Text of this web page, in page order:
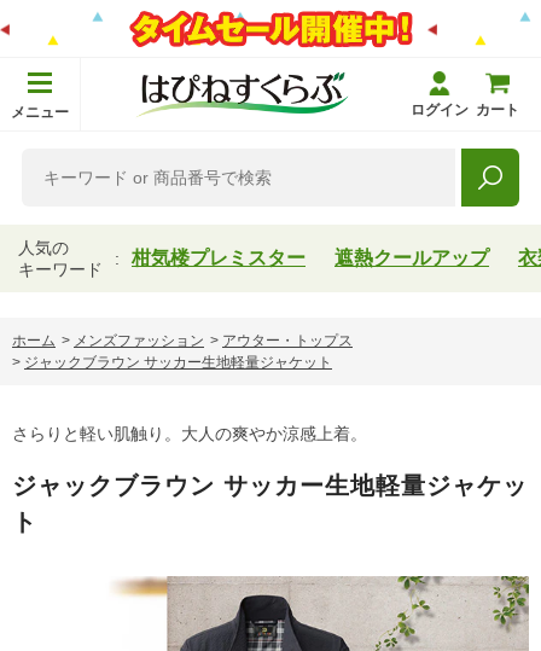
メニュー ログイン カート
人気の
キーワード
柑気楼プレミスター 遮熱クールアップ 衣
ホーム > メンズファッション > アウター・トップス
> ジャックブラウン サッカー生地軽量ジャケット
さらりと軽い肌触り。大人の爽やか涼感上着。
ジャックブラウン サッカー生地軽量ジャケッ
ト